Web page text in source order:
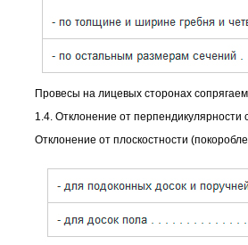
Провесы на лицевых сторонах
1.4. Отклонение от
Отклонение от плоскостности